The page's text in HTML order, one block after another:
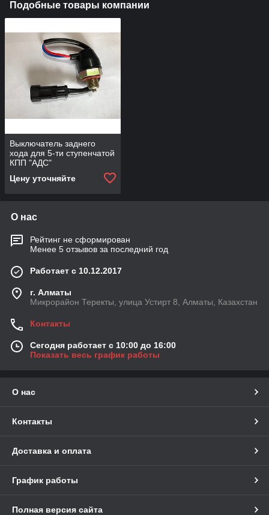
Подобные товары компании
Выключатель заднего
хода для 5-ти ступенчатой
КПП "АДС"
Цену уточняйте
О нас
Рейтинг не сформирован
Менее 5 отзывов за последний год
Работает с 10.12.2017
г. Алматы
Микрорайон Теректы, улица Устирт 8, Алматы, Казахстан
Контакты
Сегодня работает с 10:00 до 16:00
Показать весь график работы
О нас
Контакты
Доставка и оплата
График работы
Полная версия сайта